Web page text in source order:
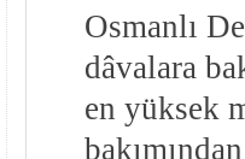
Osmanlı
dâvalara
en yüksek